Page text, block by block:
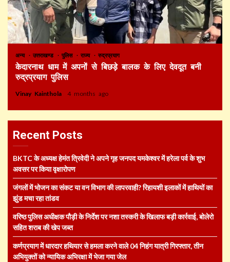
अन्य उत्तराखण्ड पुलिस राज्य रुद्रप्रयाग
केदारनाथ धाम में अपनों से बिछड़े बालक के लिए देवदूत बनी
रुद्रप्रयाग पुलिस
Vinay Kainthola 4 months ago
Recent Posts
BKTC के अध्यक्ष हेमंत त्रिवेदी ने अपने गृह जनपद यमकेश्वर में हरेला पर्व के शुभ
अवसर पर किया वृक्षारोपण
जंगलों में भोजन का संकट या वन विभाग की लापरवाही? रिहायशी इलाकों में हाथियों का
झुंड मचा रहा तांडव
वरिष्ठ पुलिस अधीक्षक पौड़ी के निर्देश पर नशा तस्करी के खिलाफ बड़ी कार्रवाई, बोलेरो
सहित शराब की खेप जब्त
कर्णप्रयाग में धारदार हथियार से हमला करने वाले 04 निहंग यात्री गिरफ्तार, तीन
अभियुक्तों को न्यायिक अभिरक्षा में भेजा गया जेल